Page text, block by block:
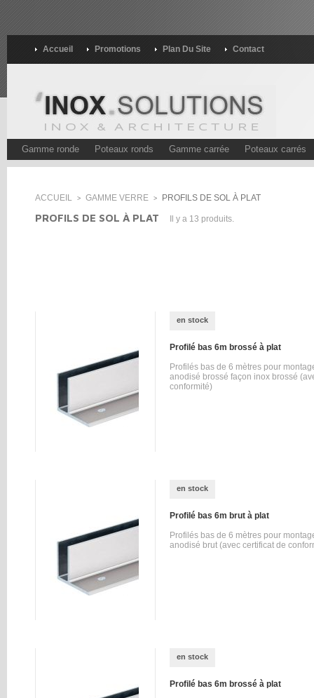
Accueil Promotions Plan Du Site Contact
Gamme ronde Poteaux ronds Gamme carrée Poteaux carrés
ACCUEIL > GAMME VERRE > PROFILS DE SOL À PLAT
PROFILS DE SOL À PLAT Il y a 13 produits.
en stock
Profilé bas 6m brossé à plat
Profilés bas de 6 mètres pour
anodisé brossé façon inox brossé
conformité)
en stock
Profilé bas 6m brut à plat
Profilés bas de 6 mètres pour
anodisé brut (avec certificat de
en stock
Profilé bas 6m brossé à plat